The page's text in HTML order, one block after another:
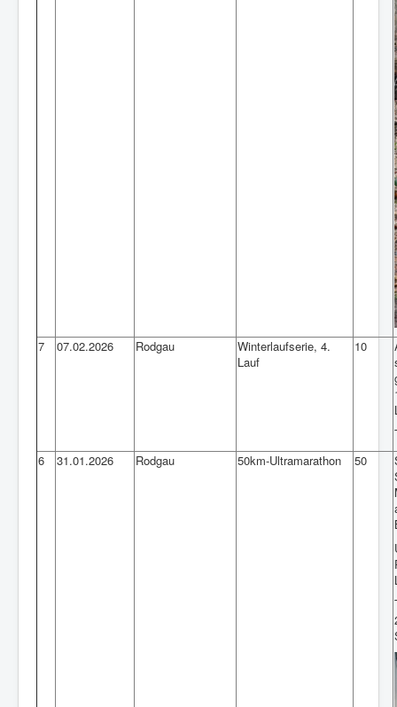
7 07.02.2026 Rodgau
Winterlaufserie, 4.
Lauf
10
6
31.01.2026 Rodgau 50km-Ultramarathon 50